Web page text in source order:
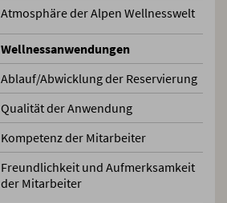
Atmosphäre der Alpen Wellnesswelt
Wellnessanwendungen
Ablauf/Abwicklung der Reservierung
Qualität der Anwendung
Kompetenz der Mitarbeiter
Freundlichkeit und Aufmerksamkeit
der Mitarbeiter